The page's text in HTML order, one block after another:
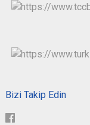
Bizi Takip Edin